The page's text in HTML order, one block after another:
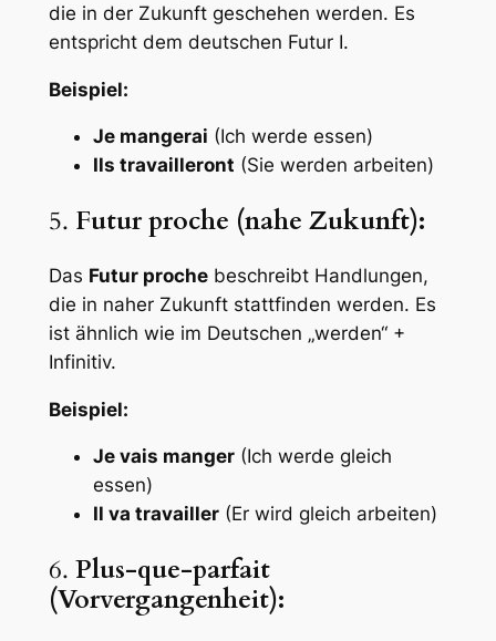
die in der Zukunft geschehen werden. Es
entspricht dem deutschen Futur I.
Beispiel:
Je mangerai (Ich werde essen)
Ils travailleront (Sie werden arbeiten)
5. Futur proche (nahe Zukunft):
Das Futur prochebeschreibt Handlungen,
die in naher Zukunft stattfinden werden. Es
ist ähnlich wie im Deutschen „werden“ +
Infinitiv.
Beispiel:
Je vais manger(Ich werde gleich
essen)
Il va travailler(Er wird gleich arbeiten)
6. Plus-que-parfait
(Vorvergangenheit):